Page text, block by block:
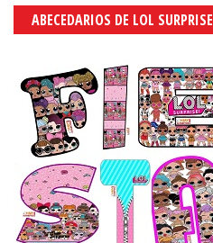
ABECEDARIOS DE LOL SURPRISE